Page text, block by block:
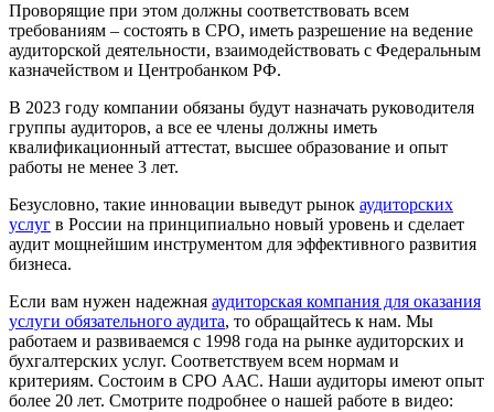
Проворящие при этом должны соответствовать всем
требованиям – состоять в СРО, иметь разрешение на ведение
аудиторской деятельности, взаимодействовать с Федеральным
казначейством и Центробанком РФ.
В 2023 году компании обязаны будут назначать руководителя
группы аудиторов, а все ее члены должны иметь
квалификационный аттестат, высшее образование и опыт
работы не менее 3 лет.
Безусловно, такие инновации выведут рынок аудиторских
услуг в России на принципиально новый уровень и сделает
аудит мощнейшим инструментом для эффективного развития
бизнеса.
Если вам нужен надежная аудиторская компания для оказания
услуги обязательного аудита, то обращайтесь к нам. Мы
работаем и развиваемся с 1998 года на рынке аудиторских и
бухгалтерских услуг. Соответствуем всем нормам и
критериям. Состоим в СРО ААС. Наши аудиторы имеют опыт
более 20 лет. Смотрите подробнее о нашей работе в видео: